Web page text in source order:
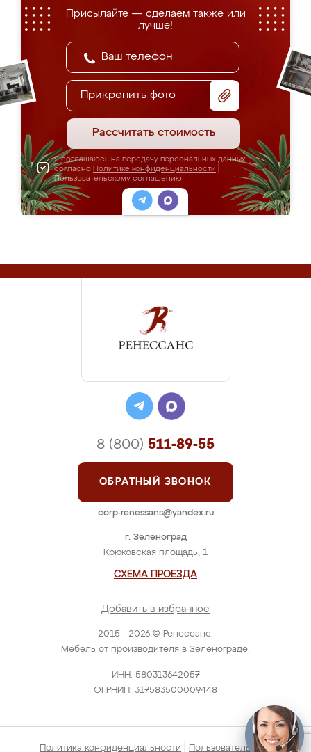
Присылайте — сделаем также или
лучше!
Прикрепить фото
Рассчитать стоимость
Я соглашаюсь на передачу персональных данных
согласно Политике конфиденциальности
Пользовательскому соглашению
2015 - 2026 © Ренессанс.
Мебель от производителя в Зеленограде.
ИНН: 580313642057
ОГРНИП: 317583500009448
г. Зеленоград
Крюковская площадь, 1
СХЕМА ПРОЕЗДА
Добавить в избранное
8 (800) 511-89-55
ОБРАТНЫЙ ЗВОНОК
corp-renessans@yandex.ru
Политика конфиденциальности Пользовательское